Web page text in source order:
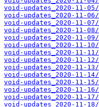
void-updates_2020-11-05/
void-updates_2020-11-06/
void-updates_2020-11-07/
void-updates_2020-11-08/
void-updates_2020-11-09/
void-updates_2020-11-10/
void-updates_2020-11-11/
void-updates_2020-11-12/
void-updates_2020-11-13/
void-updates_2020-11-14/
void-updates_2020-11-15/
void-updates_2020-11-16/
void-updates_2020-11-17/
void-updates_2020-11-18/